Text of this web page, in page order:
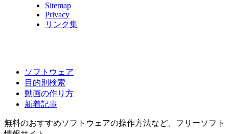
Sitemap
Privacy
リンク集
ソフトウェア
目的別検索
動画の作り方
新着記事
無料のおすすめソフトウェアの操作方法など、 フリーソフト